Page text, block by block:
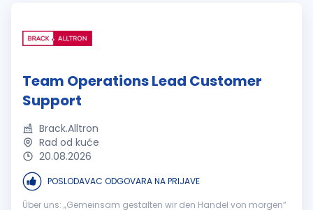
Team Operations Lead Customer
Support
Brack.Alltron
Rad od kuće
20.08.2026
POSLODAVAC ODGOVARA NA PRIJAVE
Über uns: „Gemeinsam gestalten wir den Handel von morgen“